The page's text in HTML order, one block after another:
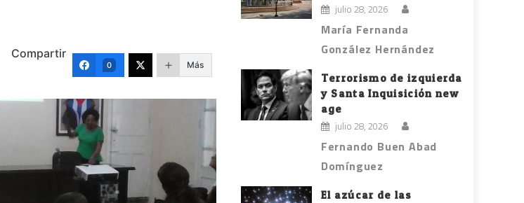
Compartir
0 Más
julio 28, 2026
María Fernanda
González Hernández
Terrorismo de izquierda
y Santa Inquisición new
age
julio 28, 2026
Fernando Buen Abad
Domínguez
El azúcar de las